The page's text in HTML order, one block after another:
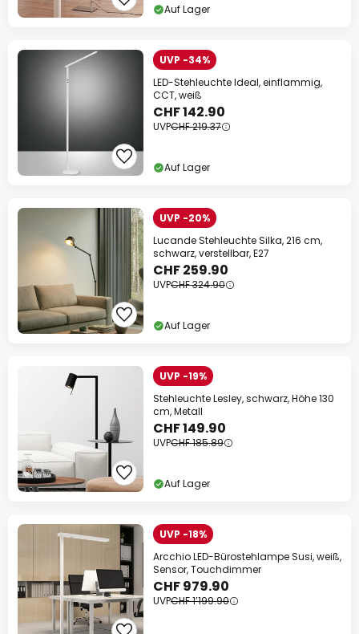
Auf Lager
UVP -34%
LED-Stehleuchte Ideal, einflammig,
CCT, weiß
CHF 142.90
UVPCHF 219.37
Auf Lager
UVP -20%
Lucande Stehleuchte Silka, 216 cm,
schwarz, verstellbar, E27
CHF 259.90
UVPCHF 324.90
Auf Lager
UVP -19%
Stehleuchte Lesley, schwarz, Höhe 130
cm, Metall
CHF 149.90
UVPCHF 185.89
Auf Lager
UVP -18%
Arcchio LED-Bürostehlampe Susi, weiß,
Sensor, Touchdimmer
CHF 979.90
UVPCHF 1’199.90